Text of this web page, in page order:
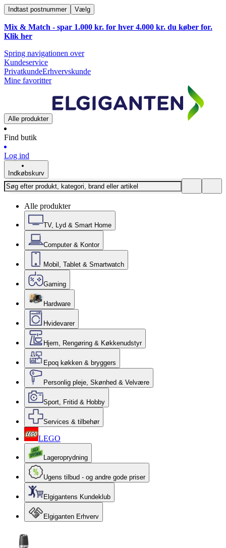
Indtast postnummer Vælg
Mix & Match - spar 1.000 kr. for hver 4.000 kr. du køber for.
Klik her
Spring navigationen over
Kundeservice
PrivatkundeErhvervskunde
Mine favoritter
Alle produkter
Find butik
Log ind
Indkøbskurv
Alle produkter
TV, Lyd & Smart Home
Computer & Kontor
Mobil, Tablet & Smartwatch
Gaming
Hardware
Hvidevarer
Hjem, Rengøring & Køkkenudstyr
Epoq køkken & bryggers
Personlig pleje, Skønhed & Velvære
Sport, Fritid & Hobby
Services & tilbehør
LEGO
Lageroprydning
Ugens tilbud - og andre gode priser
Elgigantens Kundeklub
Elgiganten Erhverv